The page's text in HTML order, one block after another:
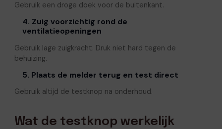
Gebruik een droge doek voor de buitenkant.
4. Zuig voorzichtig rond de
ventilatieopeningen
Gebruik lage zuigkracht. Druk niet hard tegen de
behuizing.
5. Plaats de melder terug en test direct
Gebruik altijd de testknop na onderhoud.
Wat de testknop werkelijk